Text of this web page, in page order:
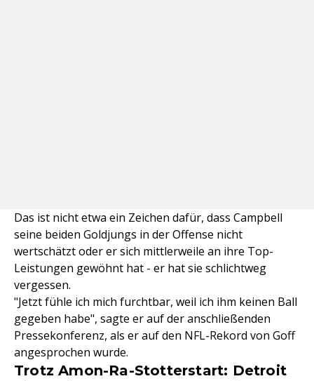
Das ist nicht etwa ein Zeichen dafür, dass Campbell
seine beiden Goldjungs in der Offense nicht
wertschätzt oder er sich mittlerweile an ihre Top-
Leistungen gewöhnt hat - er hat sie schlichtweg
vergessen.
"Jetzt fühle ich mich furchtbar, weil ich ihm keinen Ball
gegeben habe", sagte er auf der anschließenden
Pressekonferenz, als er auf den NFL-Rekord von Goff
angesprochen wurde.
Trotz Amon-Ra-Stotterstart: Detroit